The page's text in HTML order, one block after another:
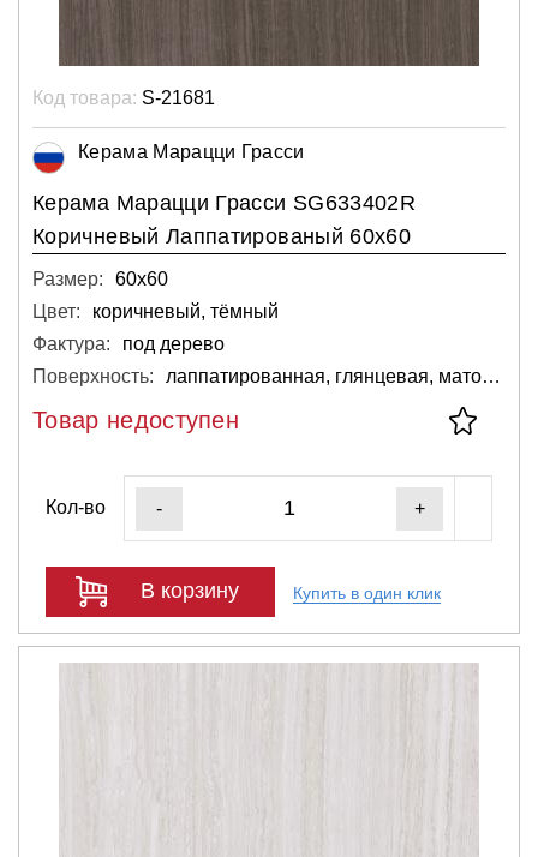
Код товара: S-21681
Керама Марацци Грасси
Керама Марацци Грасси SG633402R
Коричневый Лаппатированый 60х60
Размер:
60х60
Цвет:
коричневый, тёмный
Фактура:
под дерево
Поверхность:
лаппатированная, глянцевая, матовая
Товар недоступен
Кол-во - +
В корзину Купить в один клик